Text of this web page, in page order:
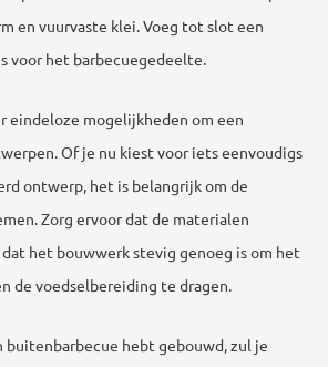
en vuurvaste klei. Voeg tot slot een
voor het barbecuegedeelte.
eindeloze mogelijkheden om een
Of je nu kiest voor iets eenvoudigs
ontwerp, het is belangrijk om de
Zorg ervoor dat de materialen
het bouwwerk stevig genoeg is om het
de voedselbereiding te dragen.
buitenbarbecue hebt gebouwd, zul je